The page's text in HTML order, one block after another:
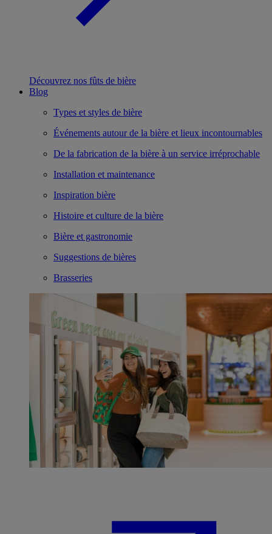
Découvrez nos fûts de bière
Blog
Types et styles de bière
Événements autour de la bière et lieux incontournables
De la fabrication de la bière à un service irréprochable
Installation et maintenance
Inspiration bière
Histoire et culture de la bière
Bière et gastronomie
Suggestions de bières
Brasseries